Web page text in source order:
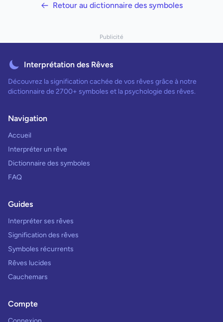
Retour au dictionnaire des symboles
Publicité
Interprétation des Rêves
Découvrez la signification cachée de vos rêves grâce à notre
dictionnaire de 2700+ symboles et la psychologie des rêves.
Navigation
Accueil
Interpréter un rêve
Dictionnaire des symboles
FAQ
Guides
Interpréter ses rêves
Signification des rêves
Symboles récurrents
Rêves lucides
Cauchemars
Compte